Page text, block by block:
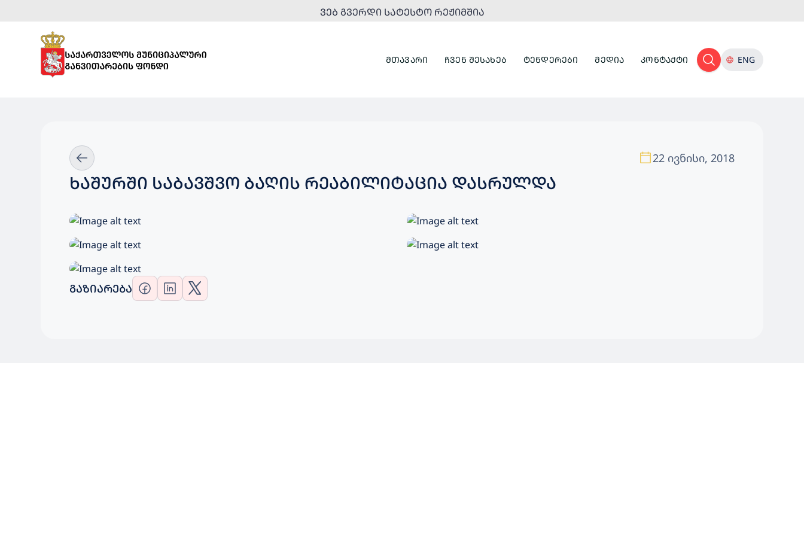
ᲕᲔᲑ ᲒᲕᲔᲠᲓᲘ ᲡᲐᲢᲔᲡᲢᲝ ᲠᲔᲟᲘᲛᲨᲘᲐ
ᲛᲗᲐᲕᲐᲠᲘ ᲩᲕᲔᲜ ᲨᲔᲡᲐᲮᲔᲑ ᲢᲔᲜᲓᲔᲠᲔᲑᲘ ᲛᲔᲓᲘᲐ ᲙᲝᲜᲢᲐᲥᲢᲘ ENG
22 ივნისი, 2018
ᲮᲐᲨᲣᲠᲨᲘ ᲡᲐᲑᲐᲕᲨᲕᲝ ᲑᲐᲦᲘᲡ ᲠᲔᲐᲑᲘᲚᲘᲢᲐᲪᲘᲐ ᲓᲐᲡᲠᲣᲚᲓᲐ
ᲒᲐᲖᲘᲐᲠᲔᲑᲐ